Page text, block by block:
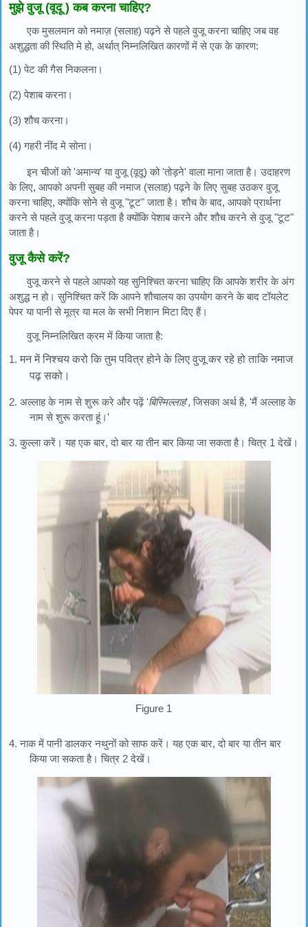
मुझे वुजू (वूदू ) कब करना चाहिए?
एक मुसलमान को नमाज़ (सलाह) पढ़ने से पहले वुजू करना चाहिए जब वह
अशुद्धता की स्थिति मे हो, अर्थात् निम्नलिखित कारणों में से एक के कारण:
(1) पेट की गैस निकलना।
(2) पेशाब करना।
(3) शौच करना।
(4) गहरी नींद मे सोना।
इन चीजों को 'अमान्य' या वुजू (वूदू) को 'तोड़ने' वाला माना जाता है। उदाहरण
के लिए, आपको अपनी सुबह की नमाज (सलाह) पढ़ने के लिए सुबह उठकर वुजू
करना चाहिए, क्योंकि सोने से वुजू "टूट" जाता है। शौच के बाद, आपको प्रार्थना
करने से पहले वुजू करना पड़ता है क्योंकि पेशाब करने और शौच करने से वुजू "टूट"
जाता है।
वुजू कैसे करें?
वुजू करने से पहले आपको यह सुनिश्चित करना चाहिए कि आपके शरीर के अंग
अशुद्ध न हो। सुनिश्चित करें कि आपने शौचालय का उपयोग करने के बाद टॉयलेट
पेपर या पानी से मूत्र या मल के सभी निशान मिटा दिए हैं।
वुजू निम्नलिखित क्रम में किया जाता है:
1. मन में निश्चय करो कि तुम पवित्र होने के लिए वुजू कर रहे हो ताकि नमाज
पढ़ सको ।
2. अल्लाह के नाम से शुरू करे और पढ़ें 'बिस्मिल्लाह', जिसका अर्थ है, 'मैं अल्लाह के
नाम से शुरू करता हूं।'
3. कुल्ला करें। यह एक बार, दो बार या तीन बार किया जा सकता है। चित्र 1 देखें।
Figure 1
4. नाक में पानी डालकर नथुनों को साफ करें। यह एक बार, दो बार या तीन बार
किया जा सकता है। चित्र 2 देखें।